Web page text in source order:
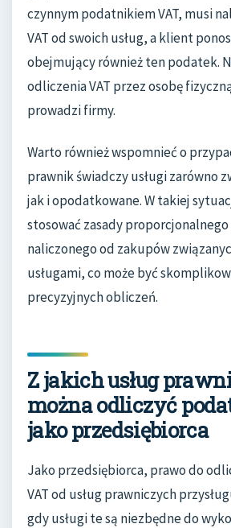
czynnym podatnikiem VAT, musi
VAT od swoich usług, a klient
obejmujący również ten podatek.
odliczenia VAT przez osobę
prowadzi firmy.
Warto również wspomnieć o
prawnik świadczy usługi zarówno
jak i opodatkowane. W takiej
stosować zasady proporcjonalnego
naliczonego od zakupów
usługami, co może być
precyzyjnych obliczeń.
Z jakich usług
można odliczyć
jako przedsiębiorca
Jako przedsiębiorca, prawo do
VAT od usług prawniczych
gdy usługi te są niezbędne do